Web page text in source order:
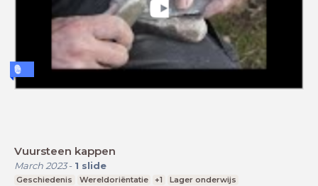
Vuursteen kappen
March 2023- 1 slide
Geschiedenis Wereldoriëntatie +1
Lager onderwijs